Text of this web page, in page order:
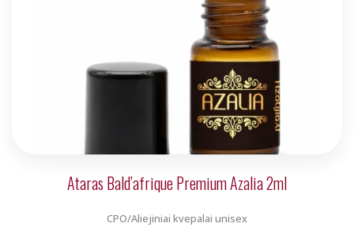
Ataras Bald’afrique Premium Azalia 2ml
CPO/Aliejiniai kvepalai unisex